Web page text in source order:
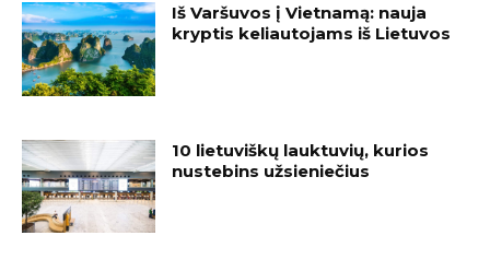
Iš Varšuvos į Vietnamą: nauja
kryptis keliautojams iš Lietuvos
10 lietuviškų lauktuvių, kurios
nustebins užsieniečius